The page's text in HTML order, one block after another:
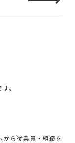
。
から従業員・組織を